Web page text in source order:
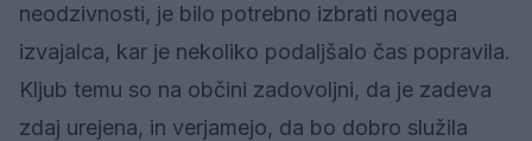
neodzivnosti, je bilo potrebno izbrati novega
izvajalca, kar je nekoliko podaljšalo čas popravila.
Kljub temu so na občini zadovoljni, da je zadeva
zdaj urejena, in verjamejo, da bo dobro služila